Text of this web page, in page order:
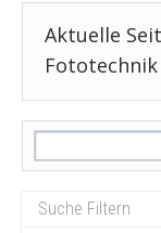
Aktuelle
Fototechnik